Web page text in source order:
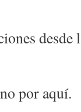
desde
por aquí.